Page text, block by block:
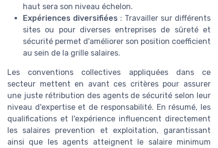
haut sera son niveau échelon.
Expériences diversifiées : Travailler sur différents
sites ou pour diverses entreprises de sûreté et
sécurité permet d'améliorer son position coefficient
au sein de la grille salaires.
Les conventions collectives appliquées dans ce
secteur mettent en avant ces critères pour assurer
une juste rétribution des agents de sécurité selon leur
niveau d'expertise et de responsabilité. En résumé, les
qualifications et l'expérience influencent directement
les salaires prevention et exploitation, garantissant
ainsi que les agents atteignent le salaire minimum